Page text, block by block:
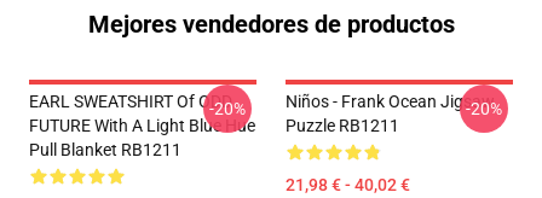
Mejores vendedores de productos
EARL SWEATSHIRT Of ODD
FUTURE With A Light Blue Hue
Pull Blanket RB1211
-20%
Niños - Frank Ocean Jigsaw
Puzzle RB1211
21,98 € - 40,02 €
-20%